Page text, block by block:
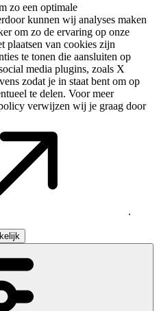
zo een optimale
kunnen wij analyses maken
om zo de ervaring op onze
plaatsen van cookies zijn
te tonen die aansluiten op
media plugins, zoals X
zodat je in staat bent om op
te delen. Voor meer
verwijzen wij je graag door
.